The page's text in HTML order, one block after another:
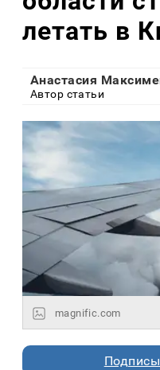
летать в
Анастасия
Автор статьи
magnific.com